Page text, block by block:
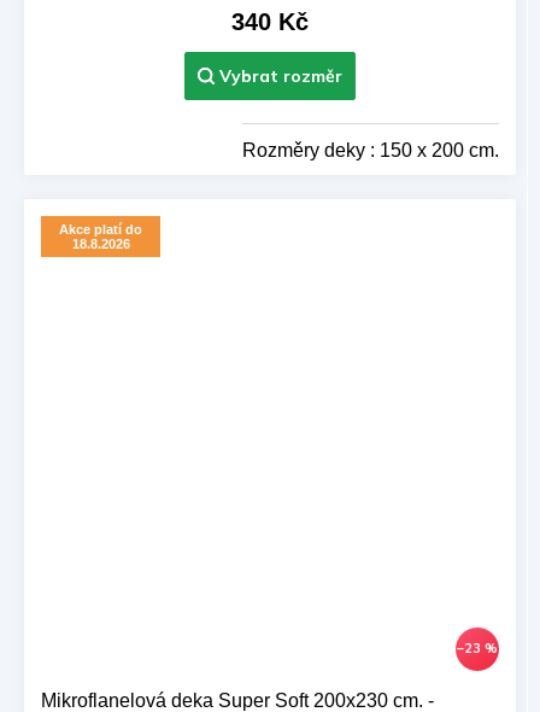
340 Kč
Rozměry deky : 150 x 200 cm.
Akce platí do
18.8.2026
–23 %
Mikroflanelová deka Super Soft 200x230 cm. -